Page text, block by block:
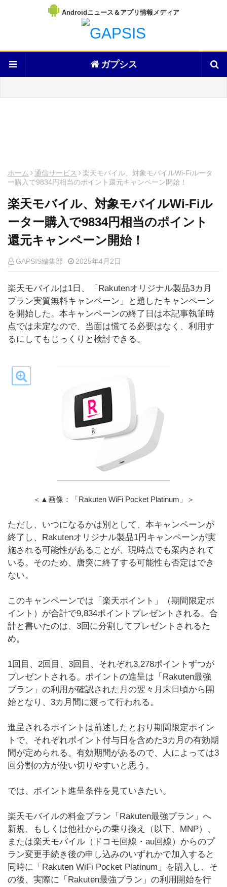
Androidニュース＆アプリ情報メディア
ガプシス
ホーム 通信サービス
楽天モバイル、対象モバイルWi-Fiルータ
ー購入で9834円相当のポイント還元キャンペーン開始！
楽天モバイル、対象モバイルWi-Fiル
ーター購入で9834円相当のポイント
還元キャンペーン開始！
GAPSIS編集部 2025年4月2日
楽天モバイルは1日、「Rakutenオリジナル製品3カ月
プラン実質無料キャンペーン」と題したキャンペーン
を開始した。本キャンペーンの終了日は本記事執筆時
点では未定なので、当面は慌てる必要はなく、利用す
るにしてもじっくりと検討できる。
＜▲画像：「Rakuten WiFi Pocket Platinum」＞
ただし、いつになるかは別として、本キャンペーンが
終了し、Rakutenオリジナル製品1円キャンペーンが実
施される可能性があることが、現時点でも案内されて
いる。そのため、唐突に終了する可能性も否定はでき
ない。
このキャンペーンでは「楽天ポイント」（期間限定ポ
イント）が合計で9,834ポイントプレゼントされる。合
計と書いたのは、3回に分割してプレゼントされるた
め。
1回目、2回目、3回目、それぞれ3,278ポイントずつが
プレゼントされる。ポイントの進呈は「Rakuten最強
プラン」の利用が確認された月の翌々月末日頃から開
始となり、3カ月間に渡って行われる。
進呈されるポイントは前述したとおり期間限定ポイン
トで、それぞれポイント付与日を含めた3カ月の有効期
間が定められる。有効期間があるので、人によっては3
回分割の方が使い切りやすいと思う。
では、ポイント進呈条件を見ていきたい。
楽天モバイルの料金プラン「Rakuten最強プラン」へ
新規、もしくは他社からの乗り換え（以下、MNP）、
または楽天モバイル（ドコモ回線・au回線）からのプ
ラン変更手続き後の申し込みのいずれかで加入すると
同時に「Rakuten WiFi Pocket Platinum」を購入し、そ
の後、実際に「Rakuten最強プラン」の利用開始を行